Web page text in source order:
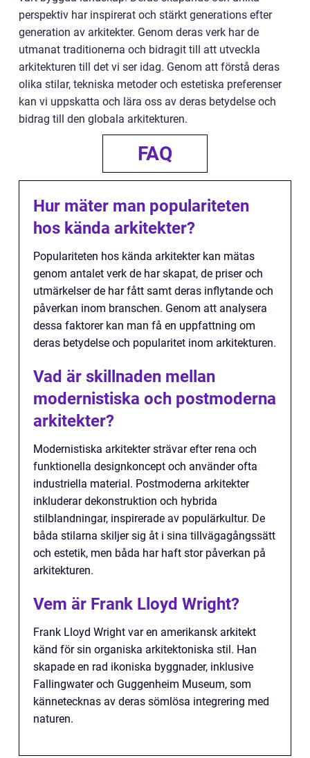
perspektiv har inspirerat och stärkt generations efter
generation av arkitekter. Genom deras verk har de
utmanat traditionerna och bidragit till att utveckla
arkitekturen till det vi ser idag. Genom att förstå deras
olika stilar, tekniska metoder och estetiska preferenser
kan vi uppskatta och lära oss av deras betydelse och
bidrag till den globala arkitekturen.
FAQ
Hur mäter man populariteten
hos kända arkitekter?
Populariteten hos kända arkitekter kan mätas
genom antalet verk de har skapat, de priser och
utmärkelser de har fått samt deras inflytande och
påverkan inom branschen. Genom att analysera
dessa faktorer kan man få en uppfattning om
deras betydelse och popularitet inom arkitekturen.
Vad är skillnaden mellan
modernistiska och postmoderna
arkitekter?
Modernistiska arkitekter strävar efter rena och
funktionella designkoncept och använder ofta
industriella material. Postmoderna arkitekter
inkluderar dekonstruktion och hybrida
stilblandningar, inspirerade av populärkultur. De
båda stilarna skiljer sig åt i sina tillvägagångssätt
och estetik, men båda har haft stor påverkan på
arkitekturen.
Vem är Frank Lloyd Wright?
Frank Lloyd Wright var en amerikansk arkitekt
känd för sin organiska arkitektoniska stil. Han
skapade en rad ikoniska byggnader, inklusive
Fallingwater och Guggenheim Museum, som
kännetecknas av deras sömlösa integrering med
naturen.